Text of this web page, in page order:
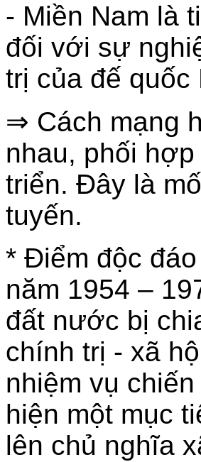
- Miền Nam là
đối với sự
trị của đế quốc
⇒ Cách mạng
nhau, phối
triển. Đây là
tuyến.
* Điểm độc
năm 1954 –
đất nước bị
chính trị - xã
nhiệm vụ
hiện một mục
lên chủ nghĩa